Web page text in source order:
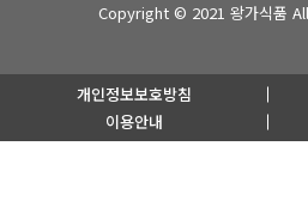
Copyright © 2021 왕가식품
개인정보보호방침
이용안내